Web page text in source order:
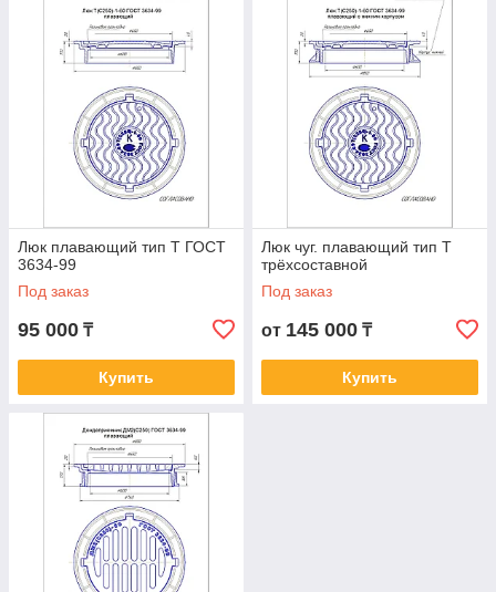
Люк плавающий тип Т ГОСТ
3634-99
Под заказ
95 000 ₸
Купить
Люк чуг. плавающий тип Т
трёхсоставной
Под заказ
от 145 000 ₸
Купить